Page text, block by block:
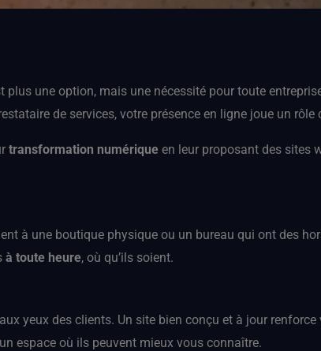
plus une option, mais une nécessité pour toute
de services, votre présence en ligne joue un
transformation numérique en leur proposant des sites
à une boutique physique ou un bureau qui ont des
à toute heure, où qu’ils soient.
yeux des clients. Un site bien conçu et à jour
espace où ils peuvent mieux vous connaître.